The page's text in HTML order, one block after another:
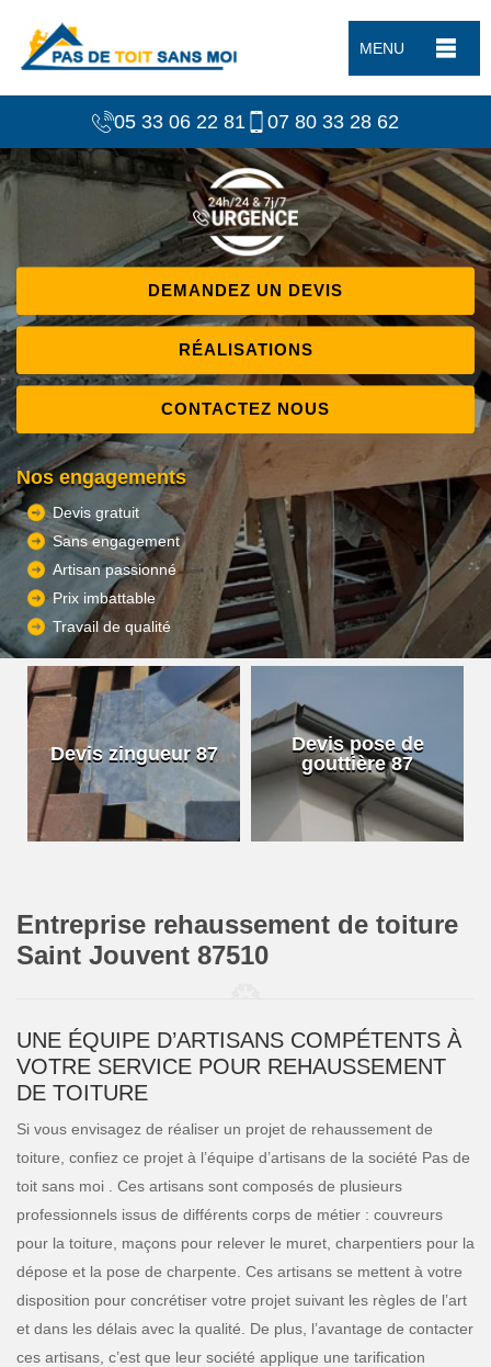
MENU
05 33 06 22 81 07 80 33 28 62
DEMANDEZ UN DEVIS
RÉALISATIONS
CONTACTEZ NOUS
Nos engagements
Devis gratuit
Sans engagement
Artisan passionné
Prix imbattable
Travail de qualité
Devis zingueur 87
Devis pose de
gouttière 87
Entreprise rehaussement de toiture
Saint Jouvent 87510
UNE ÉQUIPE D’ARTISANS COMPÉTENTS À
VOTRE SERVICE POUR REHAUSSEMENT
DE TOITURE
Si vous envisagez de réaliser un projet de rehaussement de
toiture, confiez ce projet à l’équipe d’artisans de la société Pas de
toit sans moi . Ces artisans sont composés de plusieurs
professionnels issus de différents corps de métier : couvreurs
pour la toiture, maçons pour relever le muret, charpentiers pour la
dépose et la pose de charpente. Ces artisans se mettent à votre
disposition pour concrétiser votre projet suivant les règles de l’art
et dans les délais avec la qualité. De plus, l’avantage de contacter
ces artisans, c’est que leur société applique une tarification